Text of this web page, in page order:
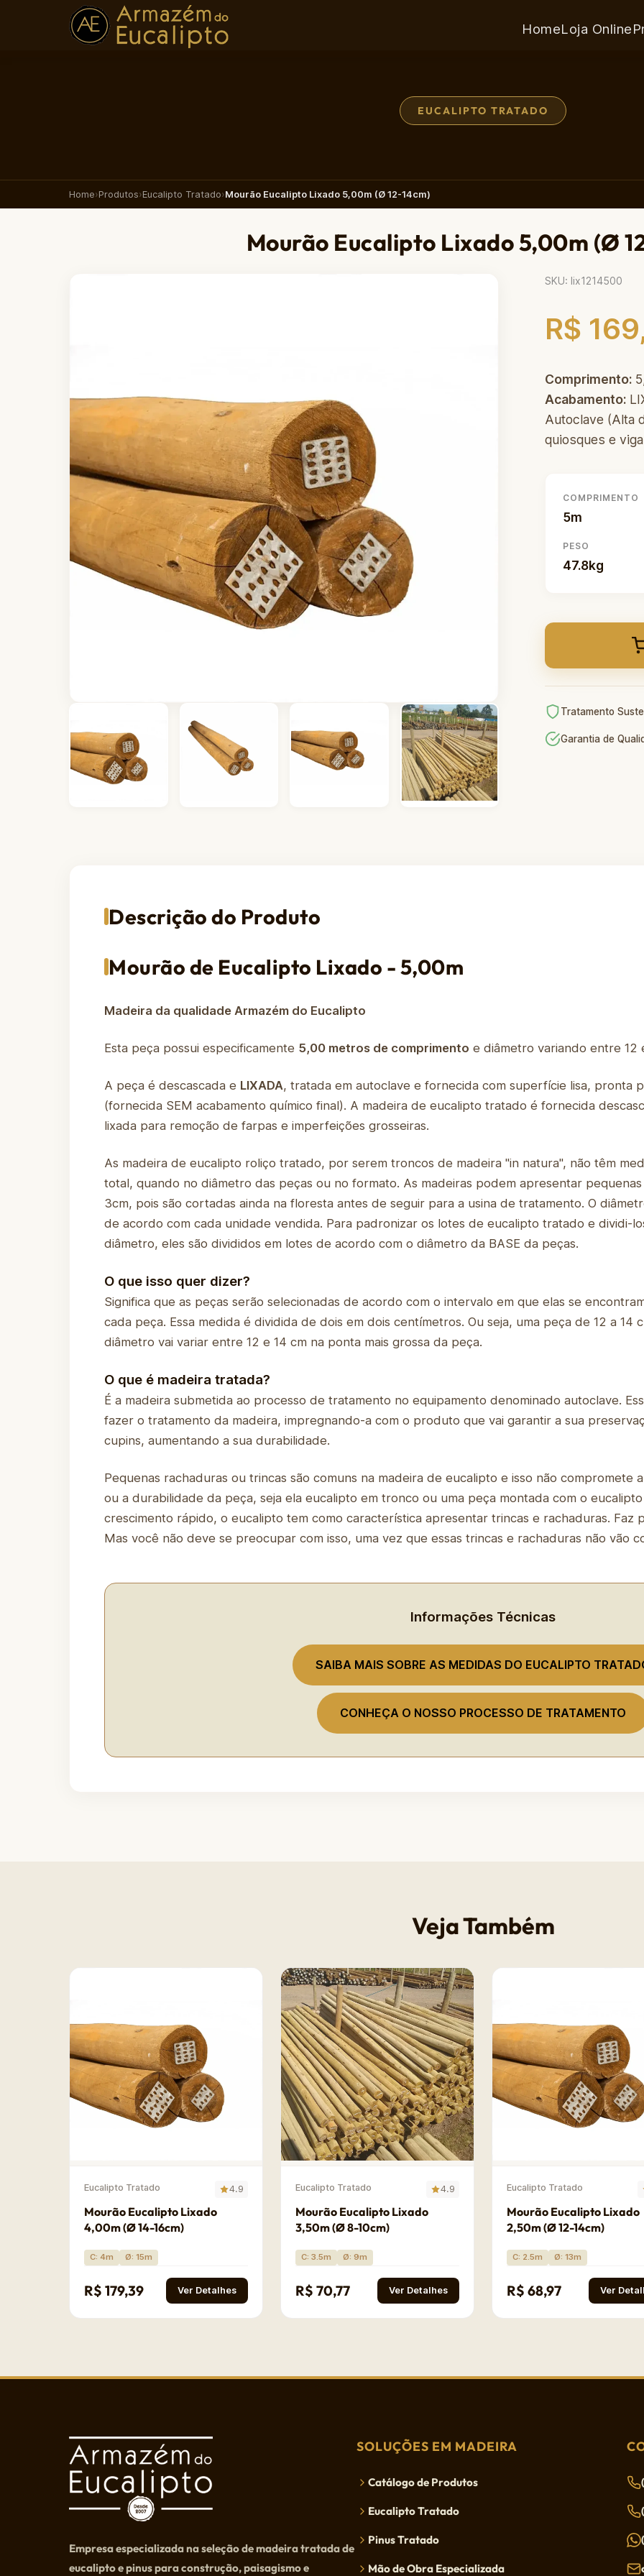
HomeLoja Online
EUCALIPTO TRATADO
Home›Produtos›Eucalipto Tratado›Mourão Eucalipto Lixado 5,00m (Ø 12-14cm)
Mourão Eucalipto Lixado 5,00m (Ø
SKU: lix1214500
R$
Comprimento:
Acabamento:
Autoclave (Alta
quiosques e
COMPRIMENTO
5m
PESO
47.8kg
Tratamento
Garantia de
Descrição do Produto
Mourão de Eucalipto Lixado - 5,00m
Madeira da qualidade Armazém do Eucalipto
Esta peça possui especificamente 5,00 metros de comprimento e diâmetro variando entre 12
A peça é descascada e LIXADA, tratada em autoclave e fornecida com superfície lisa, pronta
(fornecida SEM acabamento químico final). A madeira de eucalipto tratado é fornecida
lixada para remoção de farpas e imperfeições grosseiras.
As madeira de eucalipto roliço tratado, por serem troncos de madeira "in natura", não têm
total, quando no diâmetro das peças ou no formato. As madeiras podem apresentar
3cm, pois são cortadas ainda na floresta antes de seguir para a usina de tratamento. O
de acordo com cada unidade vendida. Para padronizar os lotes de eucalipto tratado e dividi-
diâmetro, eles são divididos em lotes de acordo com o diâmetro da BASE da peças.
O que isso quer dizer?
Significa que as peças serão selecionadas de acordo com o intervalo em que elas se
cada peça. Essa medida é dividida de dois em dois centímetros. Ou seja, uma peça de 12 a 14
diâmetro vai variar entre 12 e 14 cm na ponta mais grossa da peça.
O que é madeira tratada?
É a madeira submetida ao processo de tratamento no equipamento denominado autoclave.
fazer o tratamento da madeira, impregnando-a com o produto que vai garantir a sua
cupins, aumentando a sua durabilidade.
Pequenas rachaduras ou trincas são comuns na madeira de eucalipto e isso não compromete
ou a durabilidade da peça, seja ela eucalipto em tronco ou uma peça montada com o
crescimento rápido, o eucalipto tem como característica apresentar trincas e rachaduras. Faz
Mas você não deve se preocupar com isso, uma vez que essas trincas e rachaduras não vão
Informações Técnicas
SAIBA MAIS SOBRE AS MEDIDAS DO EUCALIPTO
CONHEÇA O NOSSO PROCESSO DE TRATAMENTO
Veja Também
Eucalipto Tratado 4.9
Mourão Eucalipto Lixado
4,00m (Ø 14-16cm)
C: 4m Ø: 15m
R$ 179,39 Ver Detalhes
Eucalipto Tratado 4.9
Mourão Eucalipto Lixado
3,50m (Ø 8-10cm)
C: 3.5m Ø: 9m
R$ 70,77 Ver Detalhes
Eucalipto Tratado
Mourão Eucalipto Lixado
2,50m (Ø 12-14cm)
C: 2.5m Ø: 13m
R$ 68,97 Ver
Empresa especializada na seleção de madeira tratada de
eucalipto e pinus para construção, paisagismo e
SOLUÇÕES EM MADEIRA
Catálogo de Produtos
Eucalipto Tratado
Pinus Tratado
Mão de Obra Especializada